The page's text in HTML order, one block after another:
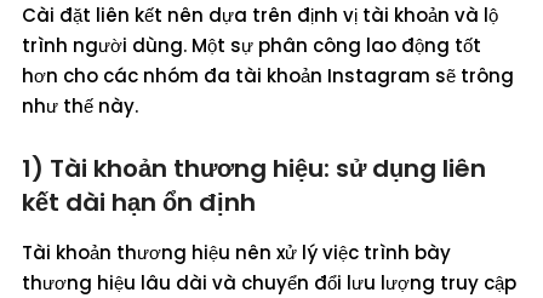
Cài đặt liên kết nên dựa trên định vị tài khoản và lộ
trình người dùng. Một sự phân công lao động tốt
hơn cho các nhóm đa tài khoản Instagram sẽ trông
như thế này.
1) Tài khoản thương hiệu: sử dụng liên
kết dài hạn ổn định
Tài khoản thương hiệu nên xử lý việc trình bày
thương hiệu lâu dài và chuyển đổi lưu lượng truy cập